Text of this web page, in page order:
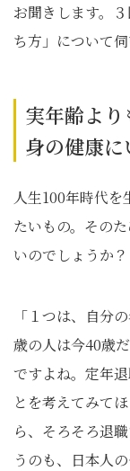
お聞きします。
ち方」について伺
実年齢よ
身の健康に
人生100年時代
たいもの。その
いのでしょうか
「１つは、自分
歳の人は今40歳
ですよね。定年
とを考えてみて
ら、そろそろ退
うのも、日本人